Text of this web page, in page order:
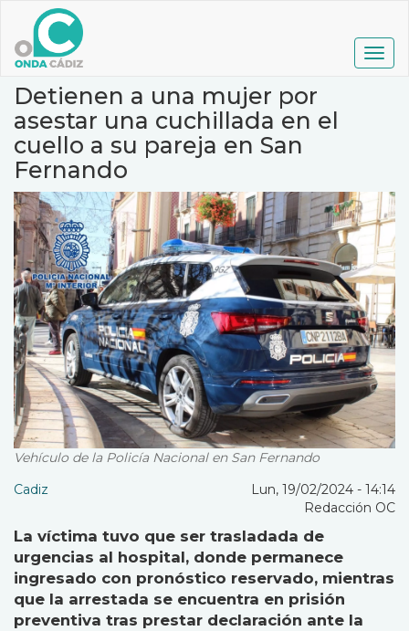
contenido
principal
Detienen a una mujer por
asestar una cuchillada en el
cuello a su pareja en San
Fernando
Vehículo de la Policía Nacional en San Fernando
Cadiz
Lun, 19/02/2024 - 14:14
Redacción OC
La víctima tuvo que ser trasladada de
urgencias al hospital, donde permanece
ingresado con pronóstico reservado, mientras
que la arrestada se encuentra en prisión
preventiva tras prestar declaración ante la